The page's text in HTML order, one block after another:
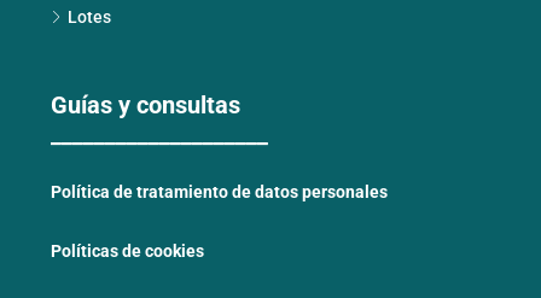
Lotes
Guías y consultas
Política de tratamiento de datos personales
Políticas de cookies